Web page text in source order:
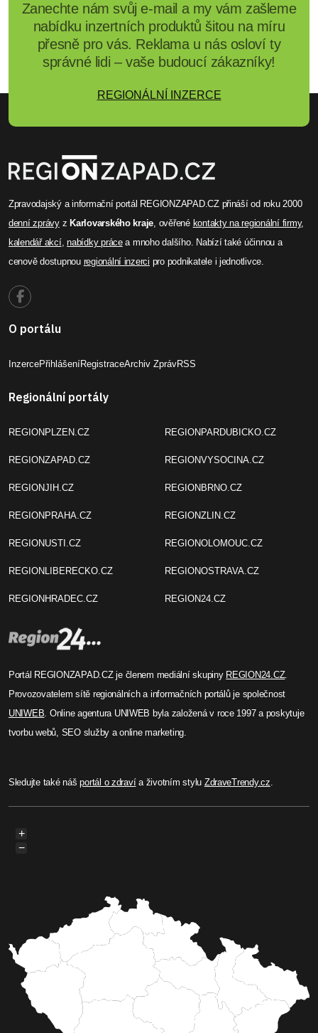
Zanechte nám svůj e-mail a my vám zašleme
nabídku inzertních produktů šitou na míru
přesně pro vás. Reklama u nás osloví ty
správné lidi – vaše budoucí zákazníky!
REGIONÁLNÍ INZERCE
Zpravodajský a informační portál REGIONZAPAD.CZ přináší od roku 2000
denní zprávyz Karlovarského kraje, ověřené kontakty na regionální firmy,
kalendář akcí,nabídky prácea mnoho dalšího. Nabízí také účinnou a
cenově dostupnou regionální inzerci pro podnikatele i jednotlivce.
O portálu
InzercePřihlášeníRegistraceArchiv ZprávRSS
Regionální portály
REGIONPLZEN.CZ
REGIONZAPAD.CZ
REGIONJIH.CZ
REGIONPRAHA.CZ
REGIONUSTI.CZ
REGIONLIBERECKO.CZ
REGIONHRADEC.CZ
REGIONPARDUBICKO.CZ
REGIONVYSOCINA.CZ
REGIONBRNO.CZ
REGIONZLIN.CZ
REGIONOLOMOUC.CZ
REGIONOSTRAVA.CZ
REGION24.CZ
Portál REGIONZAPAD.CZ je členem mediální skupiny REGION24.CZ.
Provozovatelem sítě regionálních a informačních portálů je společnost
UNIWEB. Online agentura UNIWEB byla založená v roce 1997 a poskytuje
tvorbu webů, SEO služby a online marketing.
Sledujte také nášportál o zdravía životním stylu ZdraveTrendy.cz.
+
−